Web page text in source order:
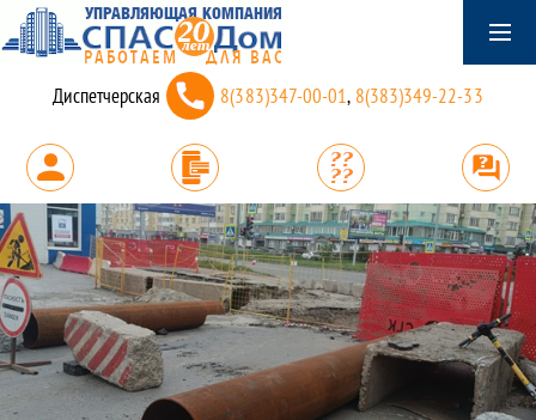
Диспетчерская 8(383)347-00-01, 8(383)349-22-33